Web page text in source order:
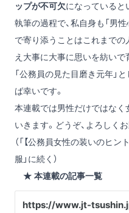
ップが不可欠になっていると
執筆の過程で、私自身も「男性
で寄り添うことはこれまでの
え大事に大事に思いを紡いで
「公務員の見た目磨き元年」
ば幸いです。
本連載では男性だけではなく
いきます。どうぞ、よろしくお
（「【公務員女性の装いのヒン
服」に続く）
★ 本連載の記事一覧